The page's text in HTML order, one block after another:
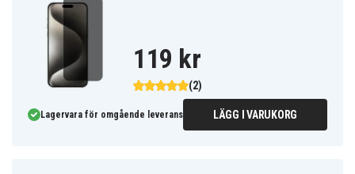
(2)
119 kr
Lagervara för omgående leverans LÄGG I VARUKORG